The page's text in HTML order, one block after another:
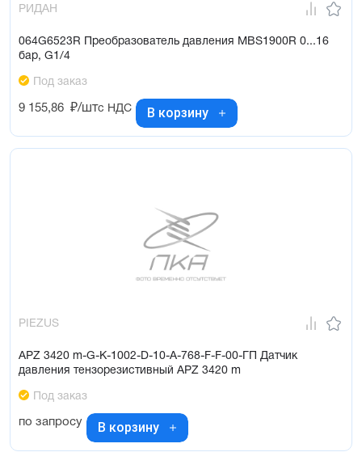
РИДАН
064G6523R Преобразователь давления MBS1900R 0...16
бар, G1/4
Под заказ
9 155,86 ₽/штс НДС В корзину
PIEZUS
APZ 3420 m-G-K-1002-D-10-A-768-F-F-00-ГП Датчик
давления тензорезистивный APZ 3420 m
Под заказ
по запросу В корзину